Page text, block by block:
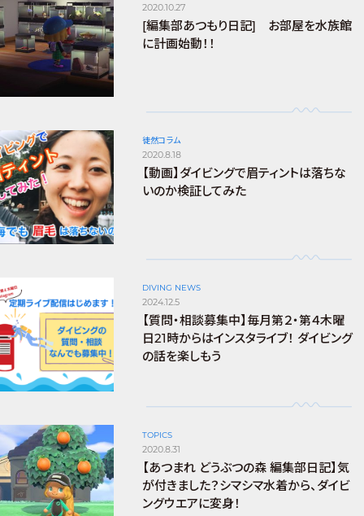
2020.10.27
[編集部あつもり日記] お部屋を水族館
に計画始動！！
徒然コラム
2020.8.18
【動画】ダイビングで眉ティントは落ちな
いのか検証してみた
DIVING NEWS
2024.12.5
【質問・相談募集中】毎月第２・第４木曜
日21時からはインスタライブ！ ダイビング
の話を楽しもう
TOPICS
2020.8.31
【あつまれ どうぶつの森 編集部日記】気
が付きました？シマシマ水着から、ダイビ
ングウエアに変身！